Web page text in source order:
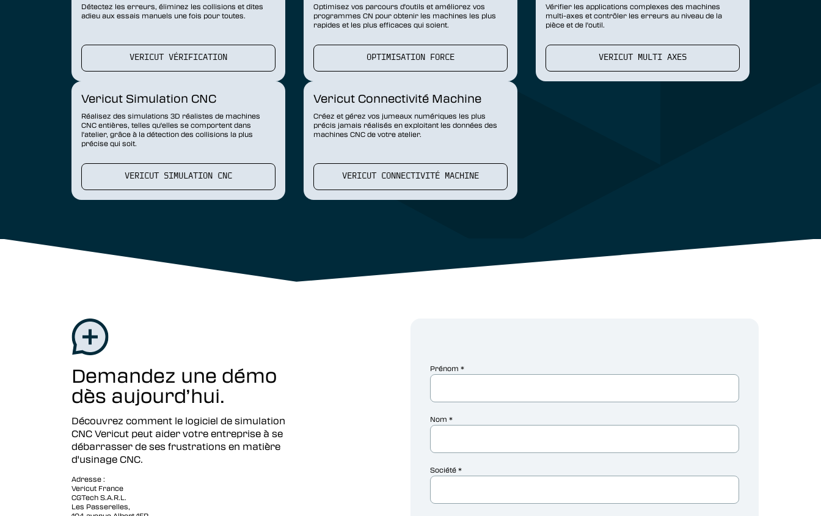
Détectez les erreurs, éliminez les collisions et dites
adieu aux essais manuels une fois pour toutes.
VERICUT VÉRIFICATION
Optimisez vos parcours d'outils et améliorez vos
programmes CN pour obtenir les machines les plus
rapides et les plus efficaces qui soient.
OPTIMISATION FORCE
Vérifier les applications complexes des machines
multi-axes et contrôler les erreurs au niveau de la
pièce et de l'outil.
VERICUT MULTI AXES
Vericut Simulation CNC
Réalisez des simulations 3D réalistes de machines
CNC entières, telles qu'elles se comportent dans
l'atelier, grâce à la détection des collisions la plus
précise qui soit.
VERICUT SIMULATION CNC
Vericut Connectivité Machine
Créez et gérez vos jumeaux numériques les plus
précis jamais réalisés en exploitant les données des
machines CNC de votre atelier.
VERICUT CONNECTIVITÉ MACHINE
Demandez une démo
dès aujourd’hui.
Découvrez comment le logiciel de simulation
CNC Vericut peut aider votre entreprise à se
débarrasser de ses frustrations en matière
d'usinage CNC.
Adresse :
Vericut France
CGTech S.A.R.L.
Les Passerelles,